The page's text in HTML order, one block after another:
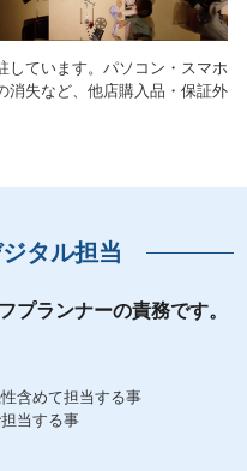
しています。パソコン・スマホ
消失など、他店購入品・保証外
タル担当
プランナーの責務です。
含めて担当する事
当する事